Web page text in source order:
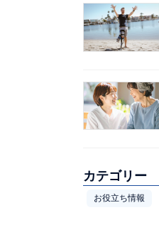
カテゴリー
お役立ち情報